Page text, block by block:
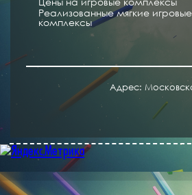
Реализованные мягкие игровые
комплексы
Адрес: